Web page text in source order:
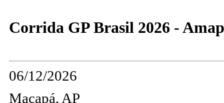
Corrida GP Brasil 2026 -
06/12/2026
Macapá, AP